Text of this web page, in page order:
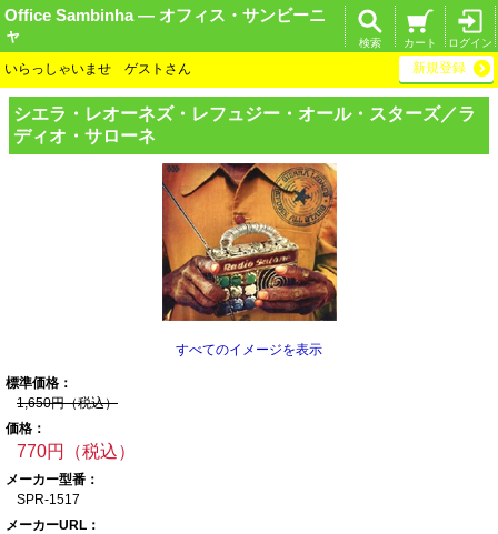
Office Sambinha ― オフィス・サンビーニ
ャ
ログイン
カート
検索
いらっしゃいませ ゲストさん 新規登録
シエラ・レオーネズ・レフュジー・ オール・スターズ／ラ
ディオ・サローネ
すべてのイメージを表示
標準価格：
1,650円（税込）
価格：
770円（税込）
メーカー型番：
SPR-1517
メーカーURL：